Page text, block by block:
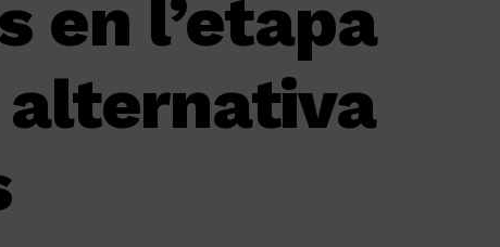
en l’etapa